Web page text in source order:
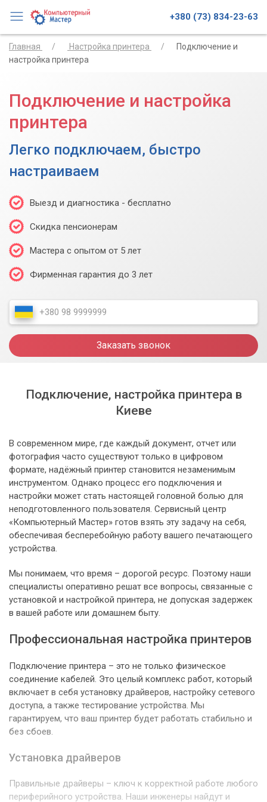
+380 (73) 834-23-63
Главная Настройка принтера
Подключение и
настройка принтера
Подключение и настройка
принтера
Легко подключаем, быстро
настраиваем
Выезд и диагностика - бесплатно
Скидка пенсионерам
Мастера с опытом от 5 лет
Фирменная гарантия до 3 лет
Заказать звонок
Подключение, настройка принтера в
Киеве
В современном мире, где каждый документ, отчет или
фотография часто существуют только в цифровом
формате, надёжный принтер становится незаменимым
инструментом. Однако процесс его подключения и
настройки может стать настоящей головной болью для
неподготовленного пользователя. Сервисный центр
«Компьютерный Мастер» готов взять эту задачу на себя,
обеспечивая бесперебойную работу вашего печатающего
устройства.
Мы понимаем, что время – дорогой ресурс. Поэтому наши
специалисты оперативно решат все вопросы, связанные с
установкой и настройкой принтера, не допуская задержек
в вашей работе или домашнем быту.
Профессиональная настройка принтеров
Подключение принтера – это не только физическое
соединение кабелей. Это целый комплекс работ, который
включает в себя установку драйверов, настройку сетевого
доступа, а также тестирование устройства. Мы
гарантируем, что ваш принтер будет работать стабильно и
без сбоев.
Установка драйверов
Правильные драйверы – ключ к корректной работе любого
периферийного устройства. Наши инженеры найдут и